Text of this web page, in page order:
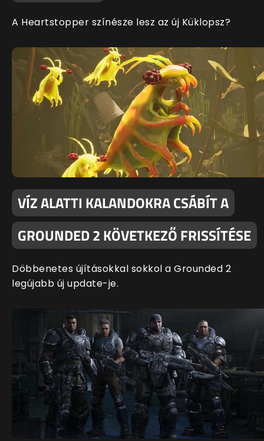
A Heartstopper színésze lesz az új Küklopsz?
VÍZ ALATTI KALANDOKRA CSÁBÍT A
GROUNDED 2 KÖVETKEZŐ FRISSÍTÉSE
Döbbenetes újításokkal sokkol a Grounded 2
legújabb új update-je.